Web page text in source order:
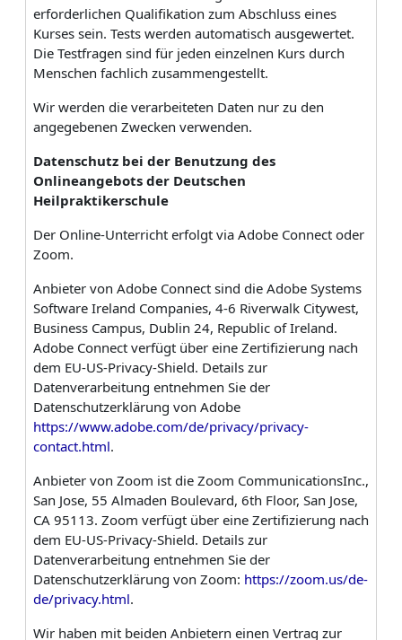
erforderlichen Qualifikation zum Abschluss eines
Kurses sein. Tests werden automatisch ausgewertet.
Die Testfragen sind für jeden einzelnen Kurs durch
Menschen fachlich zusammengestellt.
Wir werden die verarbeiteten Daten nur zu den
angegebenen Zwecken verwenden.
Datenschutz bei der Benutzung des
Onlineangebots der Deutschen
Heilpraktikerschule
Der Online-Unterricht erfolgt via Adobe Connect oder
Zoom.
Anbieter von Adobe Connect sind die Adobe Systems
Software Ireland Companies, 4-6 Riverwalk Citywest,
Business Campus, Dublin 24, Republic of Ireland.
Adobe Connect verfügt über eine Zertifizierung nach
dem EU-US-Privacy-Shield. Details zur
Datenverarbeitung entnehmen Sie der
Datenschutzerklärung von Adobe
https://www.adobe.com/de/privacy/privacy-
contact.html.
Anbieter von Zoom ist die Zoom CommunicationsInc.,
San Jose, 55 Almaden Boulevard, 6th Floor, San Jose,
CA 95113. Zoom verfügt über eine Zertifizierung nach
dem EU-US-Privacy-Shield. Details zur
Datenverarbeitung entnehmen Sie der
Datenschutzerklärung von Zoom: https://zoom.us/de-
de/privacy.html.
Wir haben mit beiden Anbietern einen Vertrag zur